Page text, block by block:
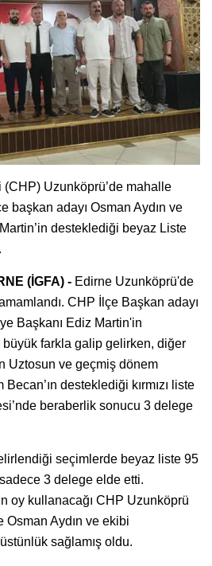
Uzunköprü’de mahalle
başkan adayı Osman Aydın ve
desteklediği beyaz Liste
(İGFA) - Edirne Uzunköprü'de
CHP İlçe Başkan adayı
Başkanı Ediz Martin'in
farkla galip gelirken, diğer
Uztosun ve geçmiş dönem
desteklediği kırmızı liste
beraberlik sonucu 3 delege
seçimlerde beyaz liste 95
3 delege elde etti.
oy kullanacağı CHP Uzunköprü
Osman Aydın ve ekibi
sağlamış oldu.